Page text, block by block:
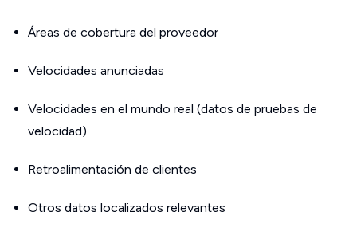
Áreas de cobertura del proveedor
Velocidades anunciadas
Velocidades en el mundo real (datos de pruebas de
velocidad)
Retroalimentación de clientes
Otros datos localizados relevantes